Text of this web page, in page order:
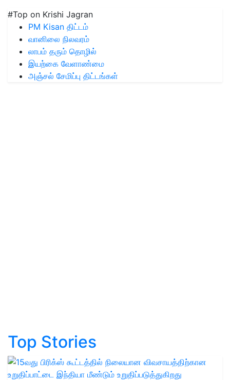
#Top on Krishi Jagran
PM Kisan திட்டம்
வானிலை நிலவரம்
லாபம் தரும் தொழில்
இயற்கை வேளாண்மை
அஞ்சல் சேமிப்பு திட்டங்கள்
Top Stories